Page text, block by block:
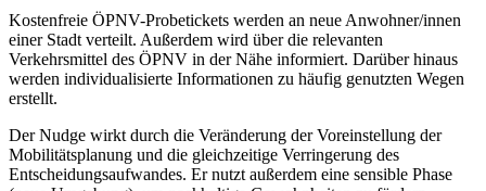
Kostenfreie ÖPNV-Probetickets werden an neue Anwohner/innen
einer Stadt verteilt. Außerdem wird über die relevanten
Verkehrsmittel des ÖPNV in der Nähe informiert. Darüber hinaus
werden individualisierte Informationen zu häufig genutzten Wegen
erstellt.
Der Nudge wirkt durch die Veränderung der Voreinstellung der
Mobilitätsplanung und die gleichzeitige Verringerung des
Entscheidungsaufwandes. Er nutzt außerdem eine sensible Phase